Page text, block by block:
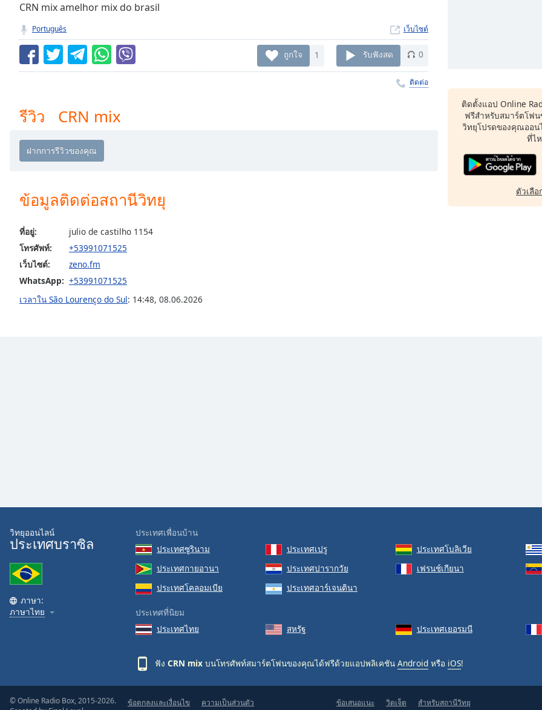
TypeLIVE
live,
currently
behind
LIVE
Remaining
Playback
Rate
Chapters
descriptions
off,
selected
Fullscreen
modal
window.
Beginning
cancel
and
CRN mix amelhor mix do brasil
Português เว็บไซต์
ถูกใจ 1 รับฟังสด 0
ติดต่อ
รีวิว CRN mix
ข้อมูลติดต่อสถานีวิทยุ
ที่อยู่:
julio de castilho 1154
โทรศัพท์:
+53991071525
เว็บไซต์:
zeno.fm
WhatsApp: +53991071525
เวลาใน São Lourenço do Sul: 14:48, 08.06.2026
ติดตั้งแอป Online
ฟรีสำหรับสมาร์ตโฟ
วิทยุโปรดของคุณออน
ที่ไ
ตัวเลื
วิทยุออนไลน์
ประเทศบราซิล
ภาษา:
ภาษาไทย
ประเทศเพื่อนบ้าน
ประเทศซูรินาม
ประเทศเปรู ประเทศโบลิเวีย
ประเทศกายอานา
ประเทศปารากวัย เฟรนช์เกียนา
ประเทศโคลอมเบีย
ประเทศอาร์เจนตินา
ประเทศที่นิยม
ประเทศไทย
สหรัฐ ประเทศเยอรมนี
ฟัง CRN mix บนโทรศัพท์สมาร์ตโฟนของคุณได้ฟรีด้วยแอปพลิเคชัน Android หรือ iOS!
© Online Radio Box, 2015-2026.
ข้อตกลงและเงื่อนไข ความเป็นส่วนตัว ข้อเสนอแนะ วิดเจ็ต สำหรับสถานีวิทยุ